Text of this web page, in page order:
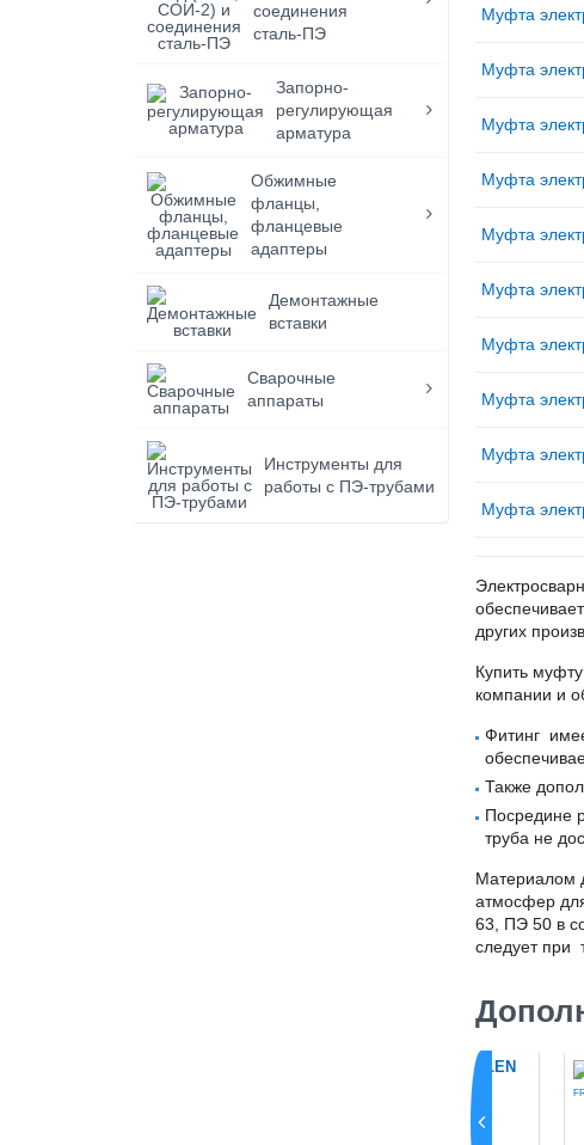
соединения
сталь-ПЭ
Запорно-
регулирующая
арматура
Обжимные
фланцы,
фланцевые
адаптеры
Демонтажные
вставки
Сварочные
аппараты
Инструменты для
работы с ПЭ-трубами
Муфта
Муфта
Муфта
Муфта
Муфта
Муфта
Муфта
Муфта
Муфта
Муфта
других
Купить
компании и
Фитинг
Также
Посредине
труба не
Материалом
атмосфер
63, ПЭ 50 в
следует при
Муфта электросварная FRIALEN